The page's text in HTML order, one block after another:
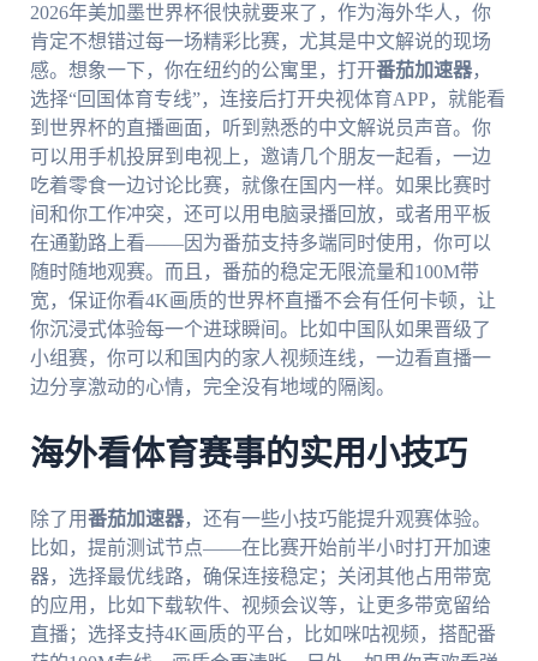
2026年美加墨世界杯很快就要来了，作为海外华人，你
肯定不想错过每一场精彩比赛，尤其是中文解说的现场
感。想象一下，你在纽约的公寓里，打开番茄加速器，
选择“回国体育专线”，连接后打开央视体育APP，就能看
到世界杯的直播画面，听到熟悉的中文解说员声音。你
可以用手机投屏到电视上，邀请几个朋友一起看，一边
吃着零食一边讨论比赛，就像在国内一样。如果比赛时
间和你工作冲突，还可以用电脑录播回放，或者用平板
在通勤路上看——因为番茄支持多端同时使用，你可以
随时随地观赛。而且，番茄的稳定无限流量和100M带
宽，保证你看4K画质的世界杯直播不会有任何卡顿，让
你沉浸式体验每一个进球瞬间。比如中国队如果晋级了
小组赛，你可以和国内的家人视频连线，一边看直播一
边分享激动的心情，完全没有地域的隔阂。
海外看体育赛事的实用小技巧
除了用番茄加速器，还有一些小技巧能提升观赛体验。
比如，提前测试节点——在比赛开始前半小时打开加速
器，选择最优线路，确保连接稳定；关闭其他占用带宽
的应用，比如下载软件、视频会议等，让更多带宽留给
直播；选择支持4K画质的平台，比如咪咕视频，搭配番